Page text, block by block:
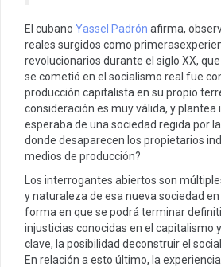
El cubano Yassel Padrón afirma,
reales surgidos como
revolucionarios durante el siglo XX,
se cometió en el socialismo real fue
producción capitalista en su propio
consideración es muy válida, y plantea
esperaba de una sociedad regida por
donde desaparecen los propietarios
medios de producción?
Los interrogantes abiertos son
y naturaleza de esa nueva sociedad
forma en que se podrá terminar
injusticias conocidas en el capitalismo
clave, la posibilidad deconstruir el
En relación a esto último, la